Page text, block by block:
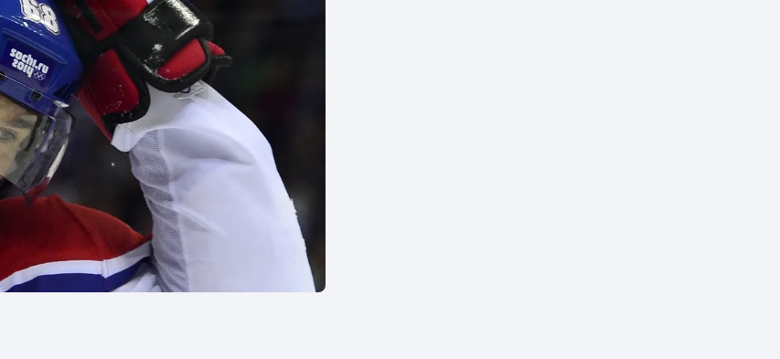
Moderní pětiboj
Motorsport
Olympijské hry
Parasport
Plavání
Plážový volejbal
Veslování
Vodní slalom
Volejbal